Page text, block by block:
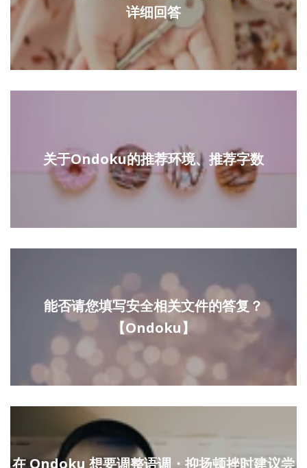
详细回答
关于Ondoku的推荐环境、推荐字数
能否请您填写安全相关文件的答复？
【Ondoku】
在 Ondoku 想要调整语调・抑扬顿挫时建议尝